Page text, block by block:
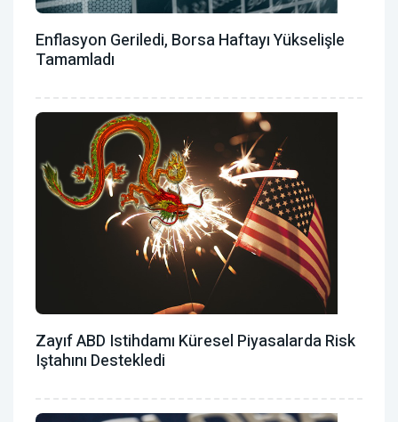
Enflasyon Geriledi, Borsa Haftayı Yükselişle
Tamamladı
Zayıf ABD Istihdamı Küresel Piyasalarda Risk
Iştahını Destekledi